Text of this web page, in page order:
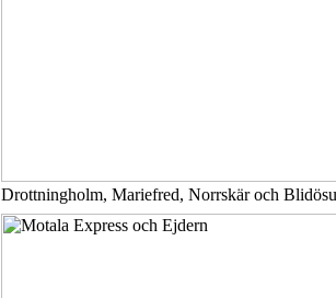
Drottningholm, Mariefred, Norrskär och